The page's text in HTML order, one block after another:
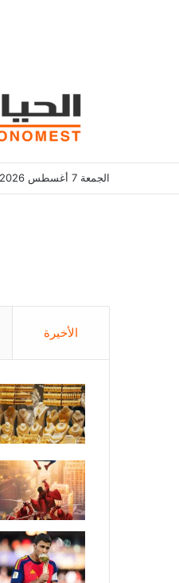
الجمعة 7 أغسطس 2026
الأخيرة